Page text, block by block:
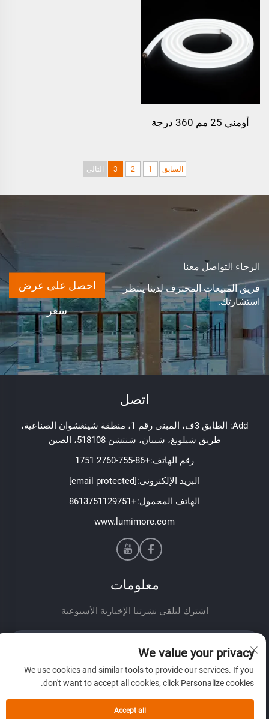
أومني 25 مم 360 درجة
السابق 2
3 التالي
الرجاء التواصل معنا
فريق المبيعات المحترف لدينا ينتظر
استشارتك.
احصل على عرض
سعر
اتصل
Add: الطابق 3ف، المبنى رقم 1، منطقة شينغشوان الصناعية،
طريق شيلونغ، شييان، شنتشن 518108، الصين
رقم الهاتف:+86-755-2760 1751
البريد الإلكتروني:[email protected]
الهاتف المحمول:+8613751129751
www.lumimore.com
معلومات
اشترك لتلقي نشرتنا الإخبارية الأسبوعية
إرسال
We value your privacy
We use cookies and similar tools to provide our services. If you
don't want to accept all cookies, click Personalize cookies.
Accept all